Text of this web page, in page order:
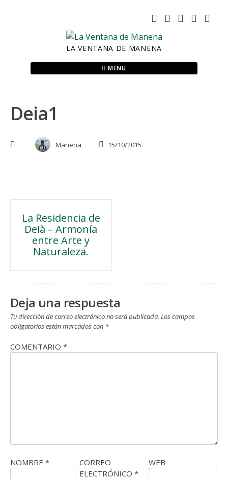
LA VENTANA DE MANENA
MENU
Deia1
Manena 15/10/2015
Navegación
de
entradas
La Residencia de
Deià – Armonía
entre Arte y
Naturaleza.
Deja una respuesta
Tu dirección de correo electrónico no será publicada. Los campos
obligatorios están marcados con *
COMENTARIO *
NOMBRE *
CORREO
ELECTRÓNICO *
WEB